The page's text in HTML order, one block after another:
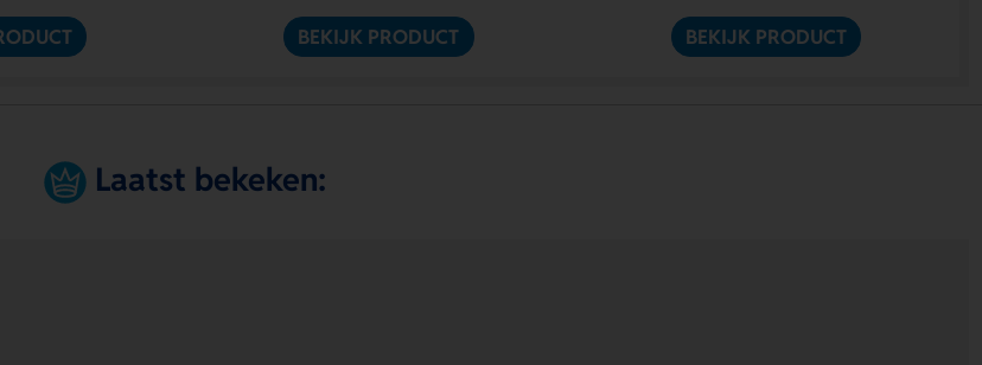
BEKIJK PRODUCT BEKIJK PRODUCT
Laatst bekeken: